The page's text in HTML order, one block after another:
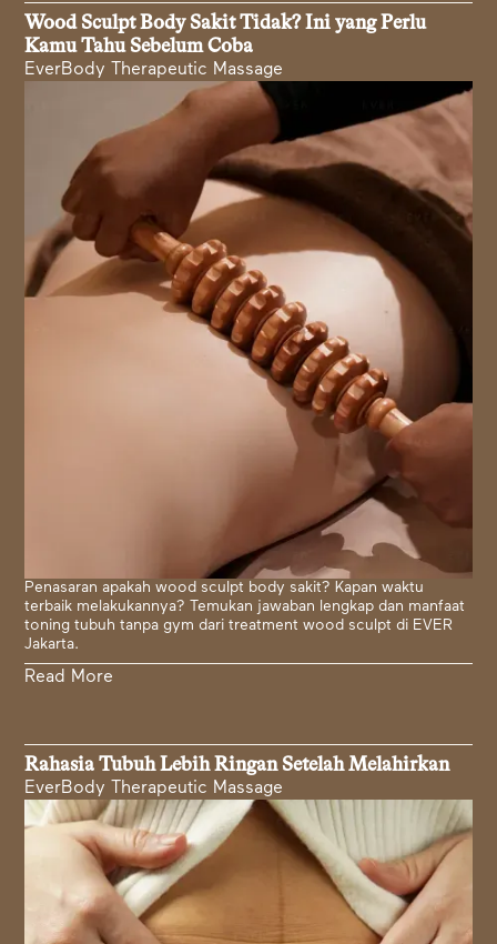
Wood Sculpt Body Sakit Tidak? Ini yang Perlu
Kamu Tahu Sebelum Coba
EverBody Therapeutic Massage
Penasaran apakah wood sculpt body sakit? Kapan waktu
terbaik melakukannya? Temukan jawaban lengkap dan manfaat
toning tubuh tanpa gym dari treatment wood sculpt di EVER
Jakarta.
Read More
Rahasia Tubuh Lebih Ringan Setelah Melahirkan
EverBody Therapeutic Massage